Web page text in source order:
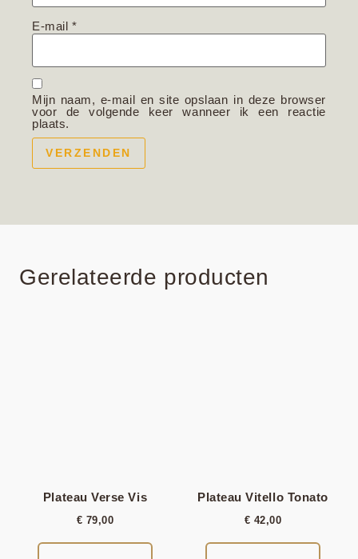
E-mail *
Mijn naam, e-mail en site opslaan in deze browser
voor de volgende keer wanneer ik een reactie
plaats.
Gerelateerde producten
Plateau Verse Vis
€ 79,00
Plateau Vitello Tonato
€ 42,00